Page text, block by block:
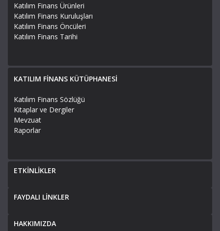
Katılım Finans Ürünleri
Katılım Finans Kuruluşları
Katılım Finans Öncüleri
Katılım Finans Tarihi
KATILIM FİNANS KÜTÜPHANESİ
Katılım Finans Sözlüğü
Kitaplar ve Dergiler
Mevzuat
Raporlar
ETKİNLİKLER
FAYDALI LİNKLER
HAKKIMIZDA